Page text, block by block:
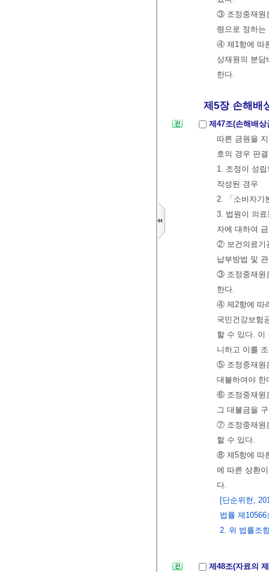
③ 조정중재원
령으로 정하
④ 제1항에 따
상재원의 분담
한다.
제5장 손해배
제47조(손해배
따른 금원을
호의 경우 판
1. 조정이 성
작성된 경우
2. 「소비자기
3. 법원이 의
자에 대하여
② 보건의료기
납부방법 및
③ 조정중재원
한다.
④ 제2항에 따
국민건강보험
할 수 있다. 이
니하고 이를
⑤ 조정중재원
대불하여야 한
⑥ 조정중재원
그 대불금을
⑦ 조정중재원
할 수 있다.
⑧ 제5항에 따
에 따른 상환
다.
[단순위헌,
법률 제
2. 위 법률조
제48조(자료의